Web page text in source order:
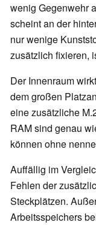
wenig Gegenwehr
scheint an der
nur wenige
zusätzlich fixieren,
Der Innenraum
dem großen
eine zusätzliche
RAM sind genau
können ohne
Auffällig im
Fehlen der
Steckplätzen.
Arbeitsspeichers